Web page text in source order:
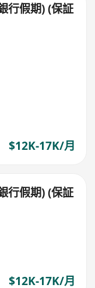
行假期) (保証
$12K-17K/月
行假期) (保証
$12K-17K/月